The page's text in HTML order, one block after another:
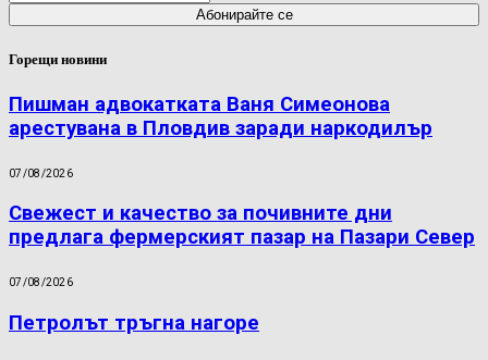
Горещи новини
Пишман адвокатката Ваня Симеонова
арестувана в Пловдив заради наркодилър
07/08/2026
Свежест и качество за почивните дни
предлага фермерският пазар на Пазари Север
07/08/2026
Петролът тръгна нагоре